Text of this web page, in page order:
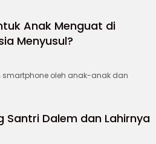
Anak Menguat di
Menyusul?
smartphone oleh anak-anak dan
Santri Dalem dan Lahirnya